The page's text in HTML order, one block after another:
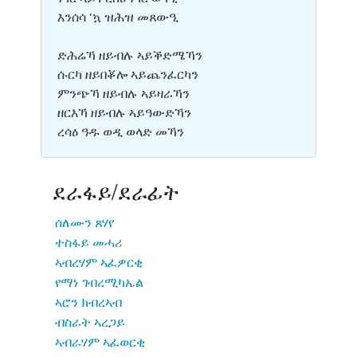
እንሰሳ ‘ኳ ዝሕዝ መጸውዒ
ድሕሬኻ ዘይብሉ ኣይቕድሜኻን
ሱርካ ዘይበቖሎ ኣይጨንፈርካን
ምንጭኻ ዘይብሉ ኣይዛራኻን
ዘርእኻ ዘይብሉ ኣይዓውድኻን
ረሳዕ ዓዱ ወዲ ወላድ መኻን
ደራፋይ/ደራፊት
ሰለሙን ጸሃየ
ተስፋይ መሓሪ
ኣብረሃም ኣፈዎርቂ
የማነ ገብረሚካኤል
ኣሮን ክብረኣብ
ብስራት ኣረጋይ
ኣብራሃም ኣፈወርቂ